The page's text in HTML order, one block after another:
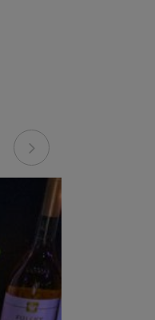
Previous